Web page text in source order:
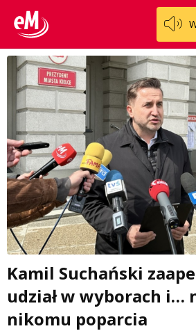
Kamil Suchański
udział w wyborach i…
nikomu poparcia